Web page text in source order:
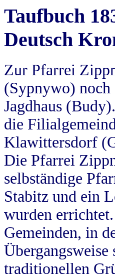
Taufbuch
Deutsch
Zur Pfarrei
(Sypnywo)
Jagdhaus
die
Klawittersdorf
Die Pfarrei
selbständige
Stabitz und ein
wurden
Gemeinden, in
traditionellen